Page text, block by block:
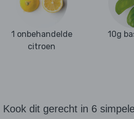
1 onbehandelde
citroen
10g
Kook dit gerecht in 6